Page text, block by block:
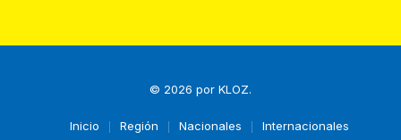
© 2026 por KLOZ.
Inicio Región Nacionales
Internacionales